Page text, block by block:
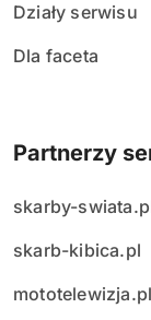
Działy serwisu
Dla faceta
Partnerzy
skarby-
skarb-kibica.pl
mototelewizja.pl